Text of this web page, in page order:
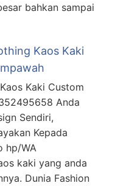
bahkan sampai
Kaos Kaki
Kaki Custom
Anda
Sendiri,
Kepada
hp/WA
kaki yang anda
Dunia Fashion